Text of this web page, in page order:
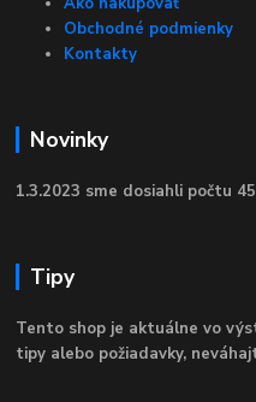
Obchodné podmienky
Kontakty
Novinky
1.3.2023 sme dosiahli počtu
Tipy
Tento shop je aktuálne vo
tipy alebo požiadavky,